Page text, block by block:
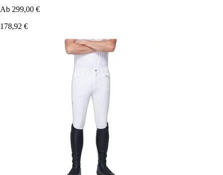
Ab 299,00 €
178,92 €